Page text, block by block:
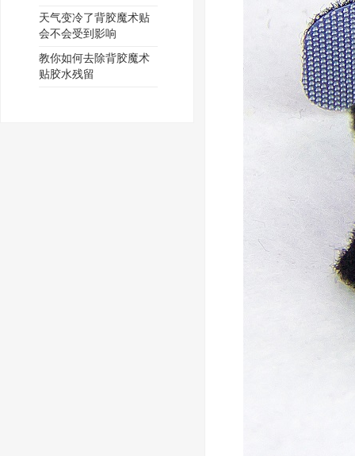
天气变冷了背胶魔术贴
会不会受到影响
教你如何去除背胶魔术
贴胶水残留